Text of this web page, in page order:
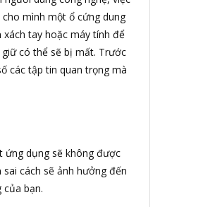
mình một ổ cứng dung
tay hoặc máy tính để
có thể sẽ bị mất. Trước
các tập tin quan trọng mà
ứng dụng sẽ không được
cách sẽ ảnh hưởng đến
bạn.